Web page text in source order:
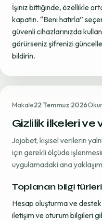
İşiniz bittiğinde, özellikle
kapatın. “Beni hatırla”
güvenli cihazlarınızda
görürseniz şifrenizi
bildirin.
Makale22 Temmuz 2026
Gizlilik ilkeleri ve
Jojobet, kişisel verilerin
için gerekli ölçüde
uygulamadaki ana
Toplanan bilgi türleri
Hesap oluşturma ve
iletişim ve oturum bilgileri